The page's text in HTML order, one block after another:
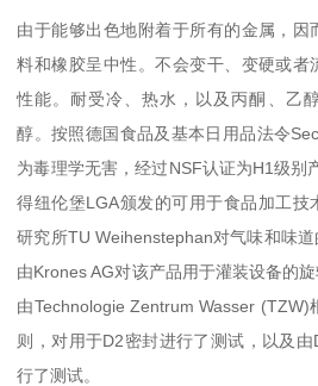
由于能够出色地附着于所有的金属，因
料和橡胶呈中性。不会变干、变硬或者
性能。耐受冷、热水，以及丙酮、乙
醇。按照德国食品及基本日用品法令
为毒理学无害，经过NSF认证为H1级别
得纽伦堡LGA颁发的可用于食品加工技
研究所TU Weihenstephan对气味和味道
由Krones AG对该产品用于灌装设备的
由Technologie Zentrum Wasser (TZW)
则，对用于D2密封进行了测试，以及
行了测试。